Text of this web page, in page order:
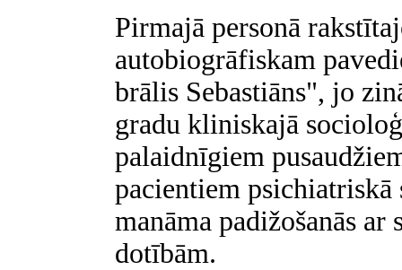
Pirmajā personā
autobiogrāfiskam
brālis Sebastiāns", jo
gradu kliniskajā
palaidnīgiem
pacientiem
manāma padižošanās ar
dotībām.